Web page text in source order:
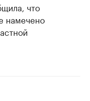
что
намечено